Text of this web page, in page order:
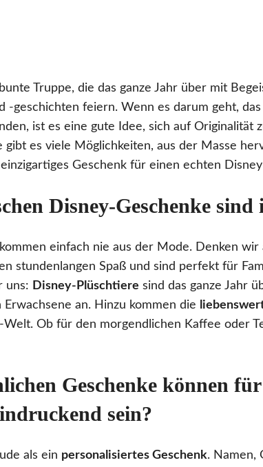
Truppe, die das ganze Jahr über mit
-geschichten feiern. Wenn es darum geht,
ist es eine gute Idee, sich auf Originalität
es viele Möglichkeiten, aus der Masse
Geschenk für einen echten
Disney-Geschenke
einfach nie aus der Mode. Denken wir
stundenlangen Spaß und sind perfekt für
uns: Disney-Plüschtiere sind das ganze Jahr
an. Hinzu kommen die
Ob für den morgendlichen Kaffee oder
Geschenke können
sein?
als ein personalisiertes Geschenk. Namen,